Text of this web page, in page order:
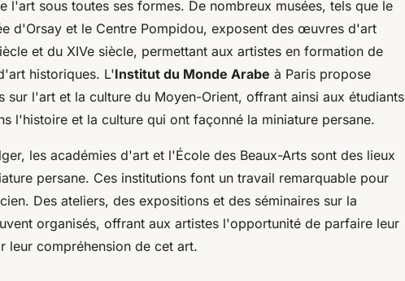
l'art sous toutes ses formes. De nombreux musées, tels que le
d'Orsay et le Centre Pompidou, exposent des œuvres d'art
et du XIVe siècle, permettant aux artistes en formation de
historiques. L'Institut du Monde Arabe à Paris propose
sur l'art et la culture du Moyen-Orient, offrant ainsi aux étudiants
l'histoire et la culture qui ont façonné la miniature persane.
les académies d'art et l'École des Beaux-Arts sont des lieux
persane. Ces institutions font un travail remarquable pour
Des ateliers, des expositions et des séminaires sur la
organisés, offrant aux artistes l'opportunité de parfaire leur
leur compréhension de cet art.